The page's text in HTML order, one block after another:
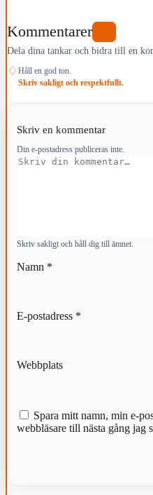
Kommentarer
Dela dina tankar och bidra till en
♢ Håll en god ton.
Skriv sakligt och respektfullt.
Skriv en kommentar
Din e-postadress publiceras inte.
Kommentar
Skriv sakligt och håll dig till ämnet.
Namn *
E-postadress *
Webbplats
Spara mitt namn, min e-
webbläsare till nästa gång jag